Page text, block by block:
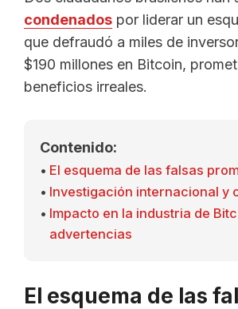
condenados por liderar un
que defraudó a miles de
$190 millones en Bitcoin,
beneficios irreales.
Contenido:
El esquema de las falsas
Investigación internacional y
Impacto en la industria de
advertencias
El esquema de las